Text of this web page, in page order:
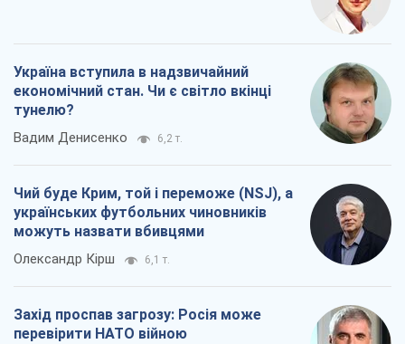
Україна вступила в надзвичайний
економічний стан. Чи є світло вкінці
тунелю?
Вадим Денисенко 6,2 т.
Чий буде Крим, той і переможе (NSJ), а
українських футбольних чиновників
можуть назвати вбивцями
Олександр Кірш 6,1 т.
Захід проспав загрозу: Росія може
перевірити НАТО війною